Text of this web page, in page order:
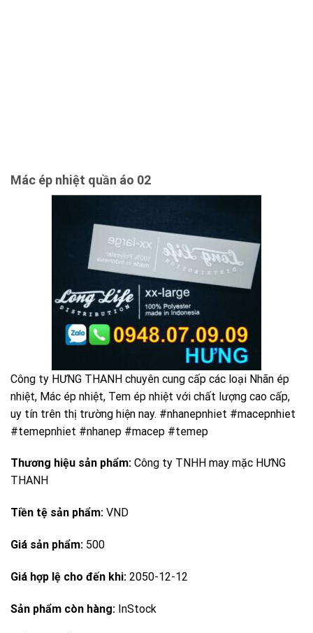
Mác ép nhiệt quần áo 02
Công ty HƯNG THANH chuyên cung cấp các loại Nhãn ép
nhiệt, Mác ép nhiệt, Tem ép nhiệt với chất lượng cao cấp,
uy tín trên thị trường hiện nay. #nhanepnhiet #macepnhiet
#temepnhiet #nhanep #macep #temep
Thương hiệu sản phẩm: Công ty TNHH may mặc HƯNG
THANH
Tiền tệ sản phẩm: VND
Giá sản phẩm: 500
Giá hợp lệ cho đến khi: 2050-12-12
Sản phẩm còn hàng: InStock